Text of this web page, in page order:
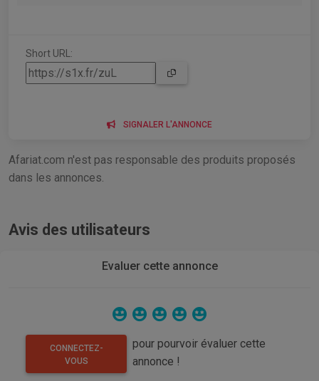
Short URL:
SIGNALER L'ANNONCE
Afariat.com n'est pas responsable des produits proposés
dans les annonces.
Avis des utilisateurs
Evaluer cette annonce
CONNECTEZ-
VOUS
pour pourvoir évaluer cette
annonce !